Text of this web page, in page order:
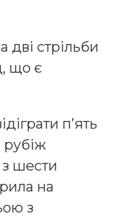
стрільби
що є
п’ять
шести
на
з